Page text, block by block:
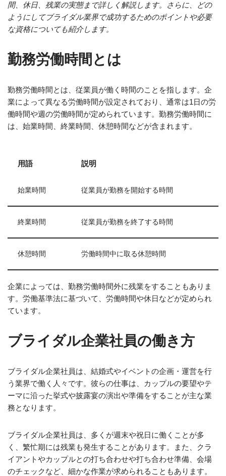
間、休日、残業の実態まで詳しく解説します。さらに、どの
ようにしてブライダル業界で成功するためのポイントや必要
な資格についても紹介します。
勤務労働時間とは
勤務労働時間とは、従業員が働く時間のことを指します。企
業によって異なる労働時間が設定されており、通常は1日の労
働時間や週の労働時間が定められています。勤務労働時間に
は、始業時間、終業時間、休憩時間などが含まれます。
用語 説明
始業時間 従業員が勤務を開始する時間
終業時間 従業員が勤務を終了する時間
休憩時間 労働時間中に取る休憩時間
企業によっては、勤務労働時間外に残業をすることもありま
す。労働基準法に基づいて、労働時間や休日などが定められ
ています。
ブライダル企業社員の働き方
ブライダル企業社員は、結婚式やイベントの企画・運営を行
う業界で働く人々です。彼らの仕事は、カップルの要望やテ
ーマに沿った挙式や披露宴の演出や準備をすることが主な業
務となります。
ブライダル企業社員は、多くが週末や祝日に働くことが多
く、繁忙期には残業も発生することがあります。また、クラ
イアントやカップルとの打ち合わせや打ち合わせ準備、会場
のチェックなど、細かな作業が求められることもあります。